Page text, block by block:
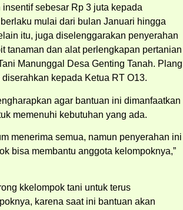
sebesar Rp 3 juta kepada
mulai dari bulan Januari hingga
itu, juga diselenggarakan penyerahan
tanaman dan alat perlengkapan pertanian
Manunggal Desa Genting Tanah. Plang
kepada Ketua RT O13.
agar bantuan ini dimanfaatkan
memenuhi kebutuhan yang ada.
menerima semua, namun penyerahan ini
bisa membantu anggota kelompoknya,”
kkelompok tani untuk terus
karena saat ini bantuan akan